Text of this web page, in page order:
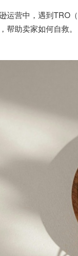
运营中，遇到TRO
帮助卖家如何自救。